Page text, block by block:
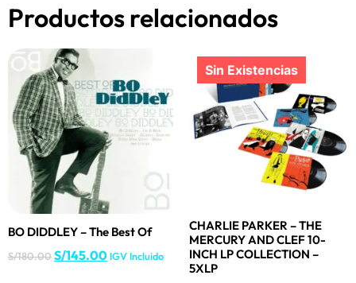
Productos relacionados
BO DIDDLEY – The Best Of
S/180.00S/145.00 IGV Incluido
CHARLIE PARKER – THE
MERCURY AND CLEF 10-
INCH LP COLLECTION –
5XLP